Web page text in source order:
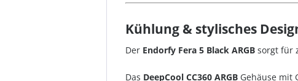
Kühlung & stylisches
Der Endorfy Fera 5 Black ARGB sorgt für
Das DeepCool CC360 ARGB Gehäuse mit